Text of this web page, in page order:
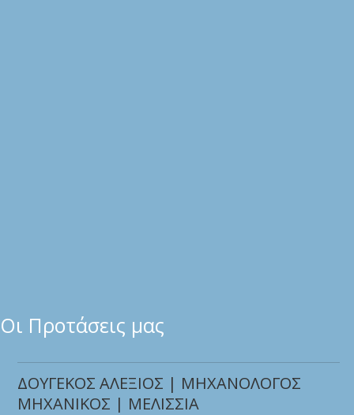
Οι Προτάσεις μας
ΔΟΥΓΕΚΟΣ ΑΛΕΞΙΟΣ | ΜΗΧΑΝΟΛΟΓΟΣ
ΜΗΧΑΝΙΚΟΣ | ΜΕΛΙΣΣΙΑ